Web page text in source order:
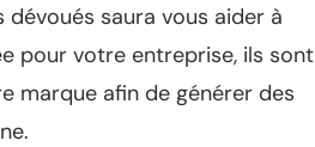
dévoués saura vous aider à
pour votre entreprise, ils sont
marque afin de générer des